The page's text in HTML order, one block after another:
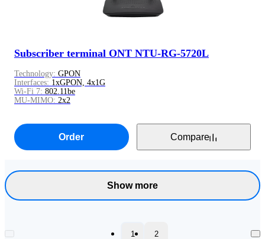
Subscriber terminal ONT NTU-RG-5720L
Technology: GPON
Interfaces: 1xGPON, 4x1G
Wi-Fi 7: 802.11be
MU-MIMO: 2x2
Order Compare
Show more
1 2